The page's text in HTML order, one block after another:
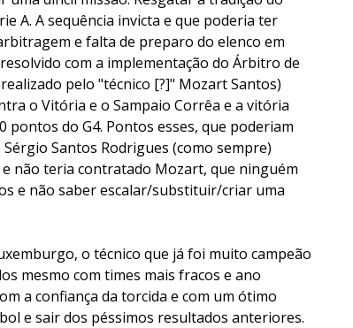
A. A sequência invicta e que poderia ter
e falta de preparo do elenco em
com a implementação do Árbitro de
pelo "técnico [?]" Mozart Santos)
o Vitória e o Sampaio Corrêa e a vitória
do G4. Pontos esses, que poderiam
Santos Rodrigues (como sempre)
não teria contratado Mozart, que ninguém
e não saber escalar/substituir/criar uma
o técnico que já foi muito campeão
mesmo com times mais fracos e ano
a confiança da torcida e com um ótimo
e sair dos péssimos resultados anteriores.